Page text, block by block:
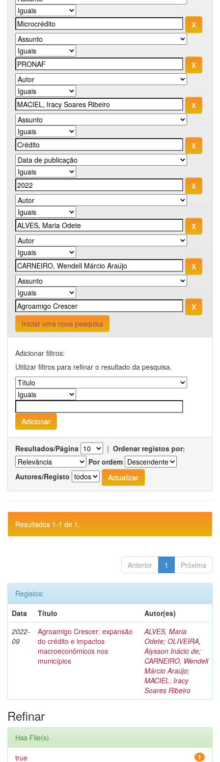
Iniciar uma nova pesquisa
Adicionar filtros:
Utilizar filtros para refinar o resultado da pesquisa.
Resultados/Página | Ordenar registos por:
Por ordem
Autores/Registo
Resultados 1-1 de 1.
Anterior 1 Próxima
Registos:
Data
Título
Autor(es)
2022-
09
Agroamigo Crescer: expansão
do crédito e impactos
macroeconômicos nos
municípios
ALVES, Maria
Odete; OLIVEIRA,
Alysson Inácio de;
CARNEIRO, Wendell
Márcio Araújo;
MACIEL, Iracy
Soares Ribeiro
Refinar
Has File(s)
1
true